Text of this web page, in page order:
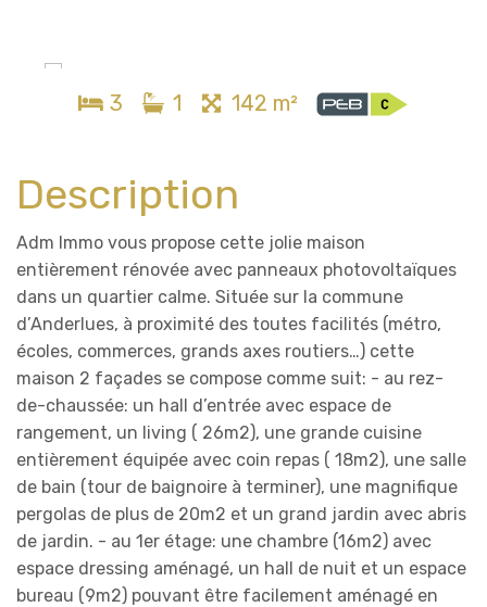
3 1 142 m²
Description
Adm Immo vous propose cette jolie maison
entièrement rénovée avec panneaux photovoltaïques
dans un quartier calme. Située sur la commune
d’Anderlues, à proximité des toutes facilités (métro,
écoles, commerces, grands axes routiers…) cette
maison 2 façades se compose comme suit: - au rez-
de-chaussée: un hall d’entrée avec espace de
rangement, un living ( 26m2), une grande cuisine
entièrement équipée avec coin repas ( 18m2), une salle
de bain (tour de baignoire à terminer), une magnifique
pergolas de plus de 20m2 et un grand jardin avec abris
de jardin. - au 1er étage: une chambre (16m2) avec
espace dressing aménagé, un hall de nuit et un espace
bureau (9m2) pouvant être facilement aménagé en